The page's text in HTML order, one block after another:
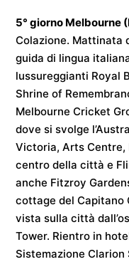
5° giorno Melbourne
Colazione. Mattinata
guida di lingua
lussureggianti Royal
Shrine of
Melbourne Cricket
dove si svolge
Victoria, Arts Centre,
centro della città e
anche Fitzroy
cottage del Capitano
vista sulla città
Tower. Rientro in
SistemazioneClarion